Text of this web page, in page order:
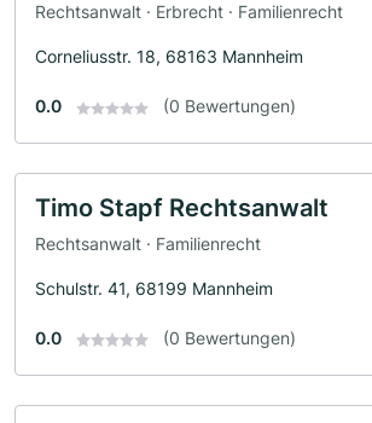
Rechtsanwalt · Erbrecht · Familienrecht
Corneliusstr. 18, 68163 Mannheim
0.0 (0 Bewertungen)
Timo Stapf Rechtsanwalt
Rechtsanwalt · Familienrecht
Schulstr. 41, 68199 Mannheim
0.0 (0 Bewertungen)